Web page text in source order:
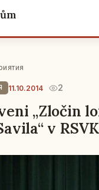
11.10.2014 2
„Zločin
v